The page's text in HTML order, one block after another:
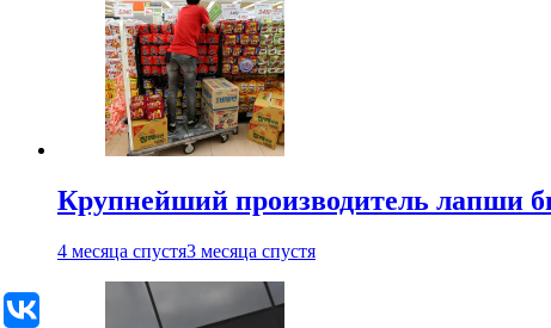
Крупнейший производитель лапши
4 месяца спустя3 месяца спустя